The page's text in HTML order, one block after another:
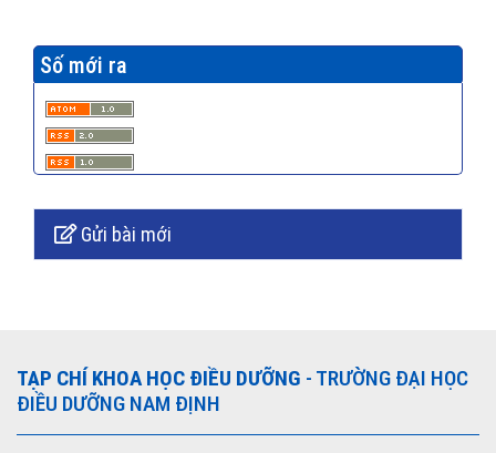
Số mới ra
Gửi bài mới
TẠP CHÍ KHOA HỌC ĐIỀU DƯỠNG - TRƯỜNG ĐẠI HỌC
ĐIỀU DƯỠNG NAM ĐỊNH